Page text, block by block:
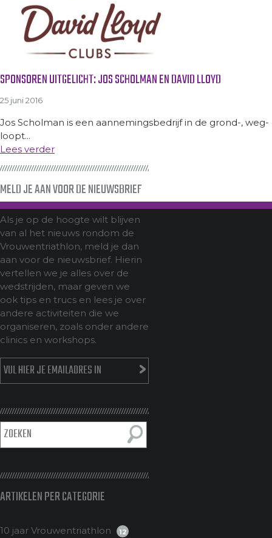
SPONSOREN UITGELICHT: JOS SCHOLMAN EN DAVID LLOYD
25 juni 2016
Jos Scholman is een aannemingsbedrijf in de grond-,
loopt...
Lees verder
MELD JE AAN VOOR DE NIEUWSBRIEF
Als je op de hoogte wilt blijven
van al het nieuws rondom de
Vrouwentriathlon, meld je dan
aan voor de nieuwsbrief. Hierin
vertellen we je alles over de
wedstrijden, maar geven we
ook tips en trucs en lees je over
andere activiteiten die we
organiseren, zoals onder andere
clinics en workshops.
ARTIKELEN PER CATEGORIE
10 jaar Vrouwentriathlon 12